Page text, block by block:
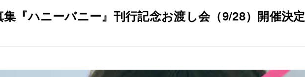
『ハニーバニー』刊行記念お渡し会（9/28）開催決定